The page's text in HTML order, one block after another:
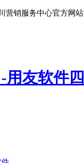
营销服务中心官方网站